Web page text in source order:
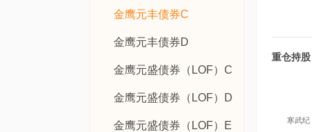
金鹰元丰债券C
金鹰元丰债券D
金鹰元盛债券（LOF）C
金鹰元盛债券（LOF）D
金鹰元盛债券（LOF）E
重仓持股
寒武纪